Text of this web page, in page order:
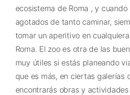
ecosistema de Roma , y
agotados de tanto caminar,
tomar un aperitivo en
Roma. El zoo es otra de las
muy útiles si estás planeando
que es más, en ciertas galerías
encontrarás obras y